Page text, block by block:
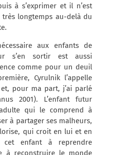
à s’exprimer et il n’est
très longtemps au-delà du
aux enfants de
s’en sortir est aussi
comme pour un deuil
Cyrulnik l’appelle
pour ma part, j’ai parlé
2001). L’enfant futur
qui le comprend à
à partager ses malheurs,
qui croit en lui et en
cet enfant à reprendre
à reconstruire le monde